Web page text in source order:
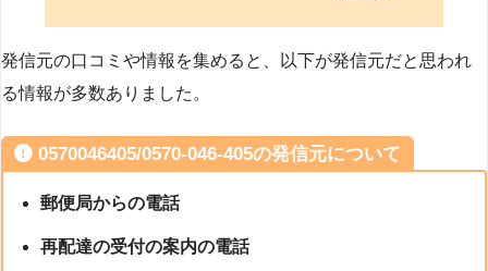
発信元の口コミや情報を集めると、以下が発信元だと思われ
る情報が多数ありました。
0570046405/0570-046-405の発信元について
郵便局からの電話
再配達の受付の案内の電話